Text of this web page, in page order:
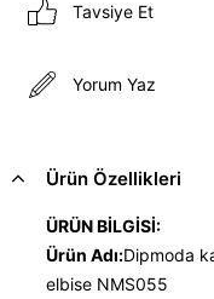
Tavsiye Et
Yorum Yaz
Ürün Özellikleri
ÜRÜN BİLGİSİ:
Ürün Adı:Dipmoda
elbise NMS055